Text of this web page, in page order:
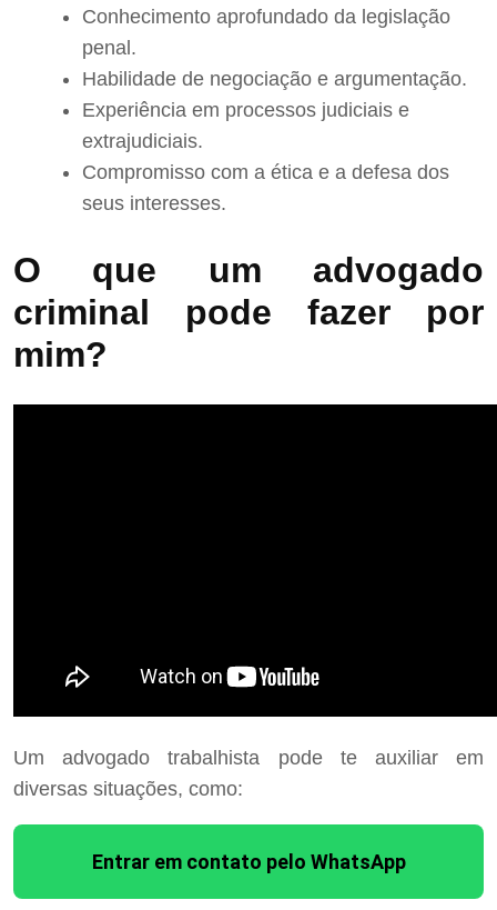
Conhecimento aprofundado da legislação
penal.
Habilidade de negociação e argumentação.
Experiência em processos judiciais e
extrajudiciais.
Compromisso com a ética e a defesa dos
seus interesses.
O que um advogado
criminal pode fazer por
mim?
Um advogado trabalhista pode te auxiliar em
diversas situações, como:
Entrar em contato pelo WhatsApp